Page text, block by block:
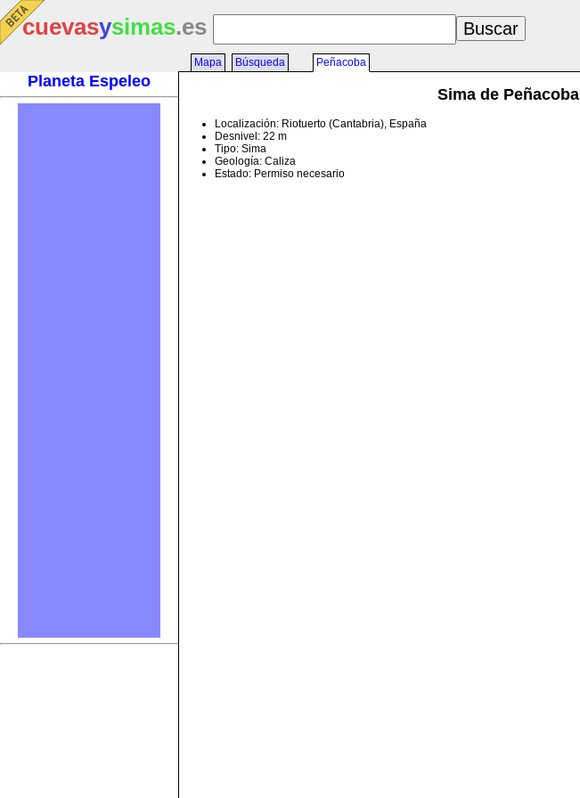
cuevasysimas.es
Planeta Espeleo
Mapa Búsqueda Peñacoba
Sima de Peñacoba
Localización: Riotuerto (Cantabria), España
Desnivel: 22 m
Tipo: Sima
Geología: Caliza
Estado: Permiso necesario